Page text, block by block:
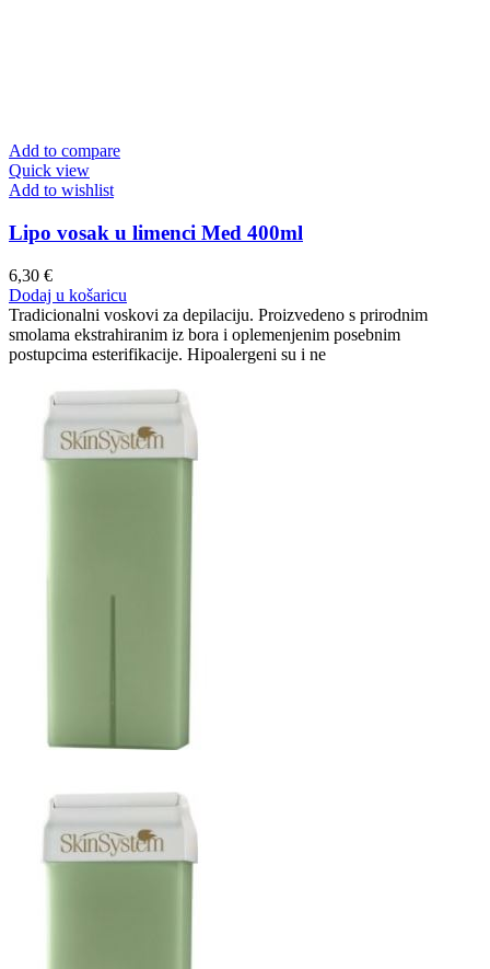
Add to compare
Quick view
Add to wishlist
Lipo vosak u limenci Med 400ml
6,30 €
Dodaj u košaricu
Tradicionalni voskovi za depilaciju. Proizvedeno s prirodnim
smolama ekstrahiranim iz bora i oplemenjenim posebnim
postupcima esterifikacije. Hipoalergeni su i ne